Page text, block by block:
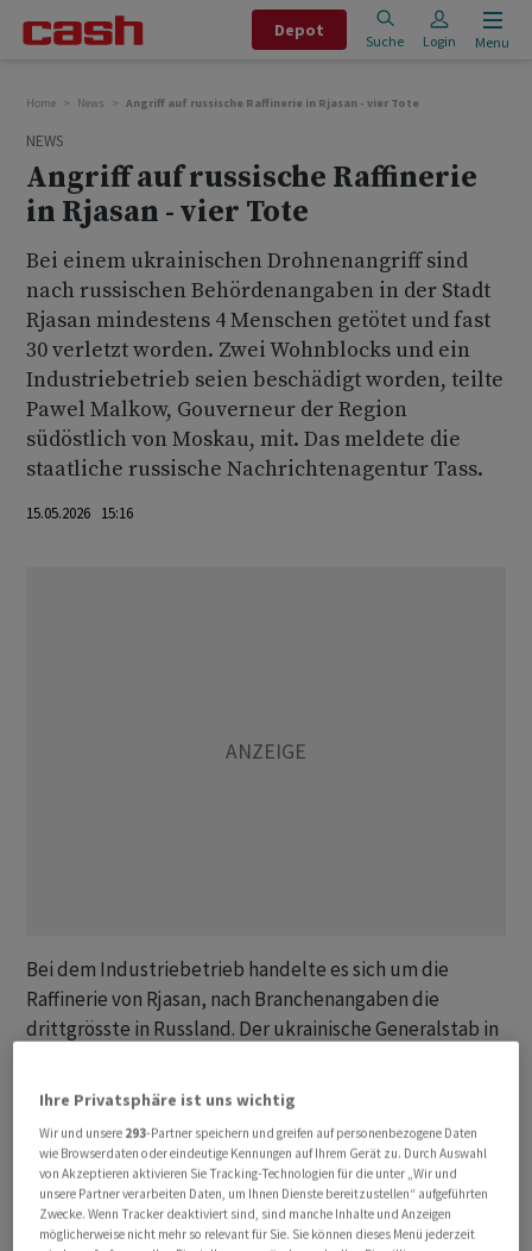
Depot
Suche Login Menu
Home News Angriff auf russische Raffinerie in Rjasan - vier Tote
NEWS
Angriff auf russische Raffinerie
in Rjasan - vier Tote
Bei einem ukrainischen Drohnenangriff sind
nach russischen Behördenangaben in der Stadt
Rjasan mindestens 4 Menschen getötet und fast
30 verletzt worden. Zwei Wohnblocks und ein
Industriebetrieb seien beschädigt worden, teilte
Pawel Malkow, Gouverneur der Region
südöstlich von Moskau, mit. Das meldete die
staatliche russische Nachrichtenagentur Tass.
15.05.2026 15:16
Bei dem Industriebetrieb handelte es sich um die
Raffinerie von Rjasan, nach Branchenangaben die
drittgrösste in Russland. Der ukrainische Generalstab in
beobachtet worden.
Das Verteidigungsministerium in Moskau berichtete von
einem ungewöhnlich grossen Drohnenangriff der
Ukraine auf viele russische Regionen in der Nacht. 355
feindliche Flugobjekte seien abgeschossen worden,
Ihre Privatsphäre ist uns wichtig
Wir und unsere 293-Partner speichern und greifen auf personenbezogene Daten
wie Browserdaten oder eindeutige Kennungen auf Ihrem Gerät zu. Durch Auswahl
von Akzeptieren aktivieren Sie Tracking-Technologien für die unter „Wir und
unsere Partner verarbeiten Daten, um Ihnen Dienste bereitzustellen“ aufgeführten
Zwecke. Wenn Tracker deaktiviert sind, sind manche Inhalte und Anzeigen
möglicherweise nicht mehr so relevant für Sie. Sie können dieses Menü jederzeit